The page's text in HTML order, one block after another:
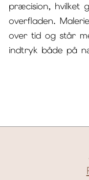
præcision, hvilket
overfladen.
over tid og står
indtryk både på